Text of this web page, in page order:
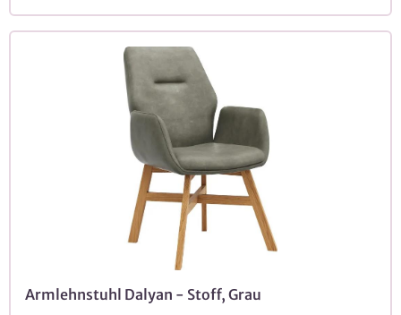
Armlehnstuhl Dalyan - Stoff, Grau